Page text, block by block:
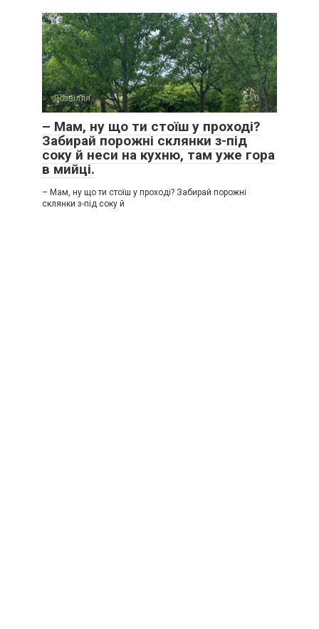
Дозвілля 0
– Мам, ну що ти стоїш у проході?
Забирай порожні склянки з-під
соку й неси на кухню, там уже гора
в мийці.
– Мам, ну що ти стоїш у проході? Забирай порожні
склянки з-під соку й